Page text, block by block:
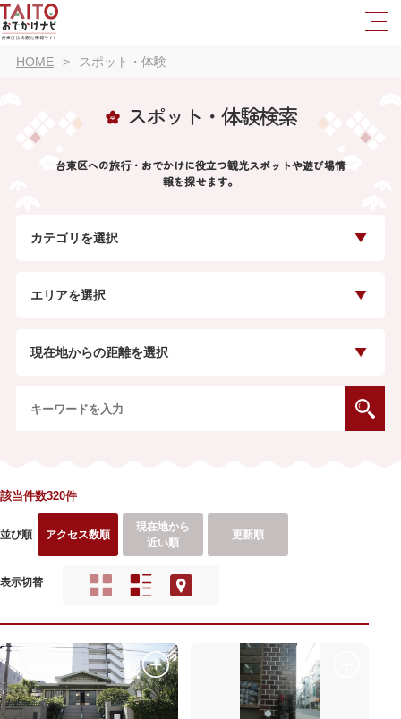
HOME スポット・体験
スポット・体験検索
台東区への旅行・おでかけに役立つ観光スポットや遊び場情
報を探せます。
カテゴリを選択
エリアを選択
現在地からの距離を選択
該当件数320件
並び順 アクセス数順
現在地から
近い順
更新順
表示切替